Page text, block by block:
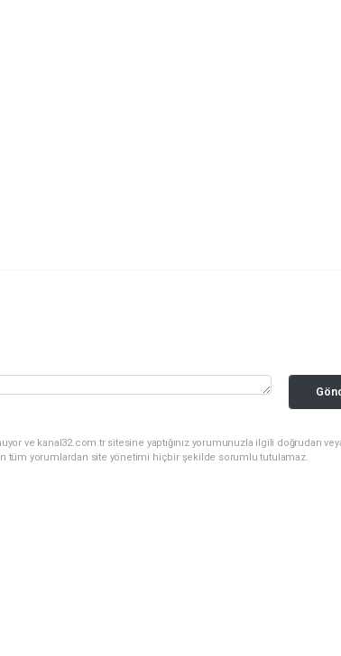
ve kanal32.com.tr sitesine yaptığınız yorumunuzla ilgili doğrudan
tüm yorumlardan site yönetimi hiçbir şekilde sorumlu tutulamaz.